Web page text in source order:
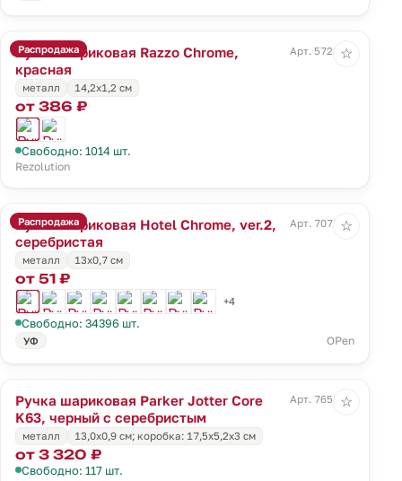
Распродажа
Ручка шариковая Razzo Chrome,
красная
Арт. 5728.50
металл 14,2х1,2 см
от 386 ₽
Свободно: 1014 шт.
Rezolution
☆
Распродажа
Ручка шариковая Hotel Chrome, ver.2,
серебристая
Арт. 7078.10
металл 13х0,7 см
от 51 ₽
+4
Свободно: 34396 шт.
УФ OPen
☆
Ручка шариковая Parker Jotter Core
K63, черный с серебристым
Арт. 7658.30
металл 13,0х0,9 см; коробка: 17,5х5,2х3 см
от 3 320 ₽
Свободно: 117 шт.
☆